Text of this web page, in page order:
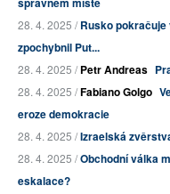
28. 4. 2025 /Rusko pokračuje
zpochybnil Put...
28. 4. 2025 /Petr Andreas
28. 4. 2025 /Fabiano Golgo
eroze demokracie
28. 4. 2025 /Izraelská
28. 4. 2025 /Obchodní válka
eskalace?